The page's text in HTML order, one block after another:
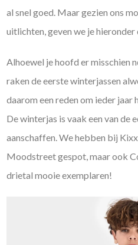
al snel goed. Maar gezien ons
uitlichten, geven we je hieronder
Alhoewel je hoofd er misschien
raken de eerste winterjassen
daarom een reden om ieder jaar
De winterjas is vaak een van de
aanschaffen. We hebben bij
Moodstreet gespot, maar ook
drietal mooie exemplaren!